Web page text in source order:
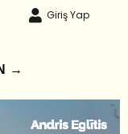
Giriş Yap
→